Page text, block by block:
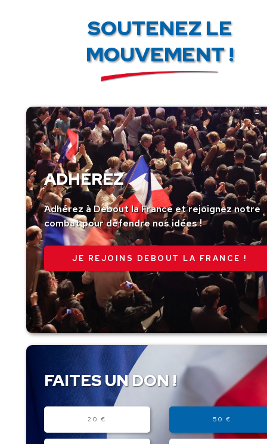
SOUTENEZ LE
MOUVEMENT !
ADHÉREZ
Adhérez à Debout la France et rejoignez notre
combat pour défendre nos idées !
JE REJOINS DEBOUT LA FRANCE !
FAITES UN DON !
20 € 50 €